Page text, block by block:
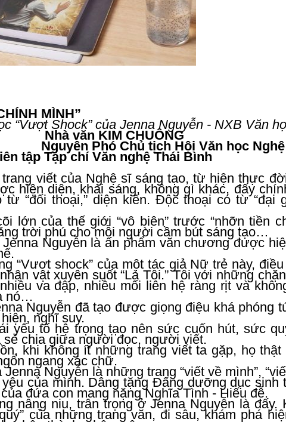
MÌNH”
của Jenna Nguyễn - NXB Văn
KIM CHUÔNG
Chủ tịch Hội Văn học Nghệ
Tạp chí Văn nghệ Thái Bình
viết của Nghệ sĩ sáng tạo, từ hiện thực
hiện diện, khai sáng, không gì khác, đấy
từ “đối thoại,” diện kiến. Độc thoại có từ “đại
lớn của thế giới “vô biên” trước “nhỡn tiền
trời phú cho mỗi người cầm bút sáng tạo…
Jenna Nguyễn là ấn phẩm văn chương được
“Vượt shock” của một tác giả Nữ trẻ này,
vật xuyên suốt “Là Tôi.” Tôi với những
va đập, nhiều mối liên hệ ràng rịt và
nó…
Nguyễn đã tạo được giọng điệu khá phóng
nghĩ suy.
yếu tố hệ trọng tạo nên sức cuốn hút, sức
sẻ chia giữa người đọc, người viết.
khi không ít những trang viết ta gặp, họ
ngang xác chữ.
Jenna Nguyễn là những trang “viết về mình”,
của mình. Dâng tặng Đấng dưỡng dục sinh
đứa con mang nặng Nghĩa Tình - Hiếu đễ.
nâng niu, trân trọng ở Jenna Nguyễn là đấy.
của những trang văn, đi sâu, khám phá